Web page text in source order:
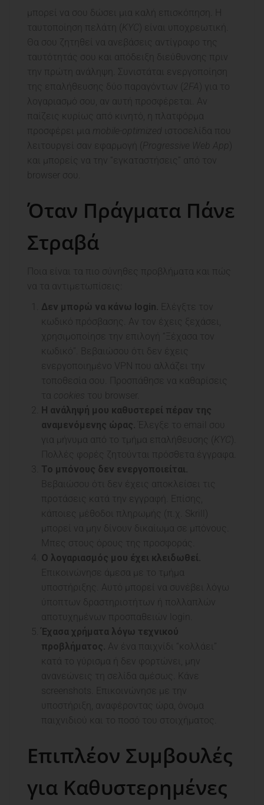
μπορεί να σου δώσει μια καλή επισκόπηση. Η
ταυτοποίηση πελάτη (
KYC
) είναι υποχρεωτική.
Θα σου ζητηθεί να ανεβάσεις αντίγραφο της
ταυτότητάς σου και απόδειξη διεύθυνσης πριν
την πρώτη ανάληψη. Συνιστάται ενεργοποίηση
της επαλήθευσης δύο παραγόντων ( 2FA ) για το
λογαριασμό σου, αν αυτή προσφέρεται. Αν
παίζεις κυρίως από κινητό, η πλατφόρμα
προσφέρει μια mobile-optimized ιστοσελίδα που
λειτουργεί σαν εφαρμογή (
Progressive Web App )
και μπορείς να την “εγκαταστήσεις” από τον
browser σου.
Όταν Πράγματα Πάνε
Στραβά
Ποια είναι τα πιο σύνηθες προβλήματα και πώς
να τα αντιμετωπίσεις:
Δεν μπορώ να κάνω login. Ελέγξτε τον
κωδικό πρόσβασης. Αν τον έχεις ξεχάσει,
χρησιμοποίησε την επιλογή “Ξέχασα τον
κωδικό”. Βεβαιώσου ότι δεν έχεις
ενεργοποιημένο VPN που αλλάζει την
τοποθεσία σου. Προσπάθησε να καθαρίσεις
τα
cookies
του browser.
Η ανάληψή μου καθυστερεί πέραν της
αναμενόμενης ώρας.
Έλεγξε το email σου
για μήνυμα από το τμήμα επαλήθευσης (
KYC
).
Πολλές φορές ζητούνται πρόσθετα έγγραφα.
Το μπόνους δεν ενεργοποιείται.
Βεβαιώσου ότι δεν έχεις αποκλείσει τις
προτάσεις κατά την εγγραφή. Επίσης,
κάποιες μέθοδοι πληρωμής (π.χ. Skrill)
μπορεί να μην δίνουν δικαίωμα σε μπόνους.
Μπες στους όρους της προσφοράς.
Ο λογαριασμός μου έχει κλειδωθεί.
Επικοινώνησε άμεσα με το τμήμα
υποστήριξης. Αυτό μπορεί να συνέβει λόγω
ύποπτων δραστηριοτήτων ή πολλαπλών
αποτυχημένων προσπαθειών login.
Έχασα χρήματα λόγω τεχνικού
προβλήματος. Αν ένα παιχνίδι “κολλάει”
κατά το γύρισμα ή δεν φορτώνει, μην
ανανεώνεις τη σελίδα αμέσως. Κάνε
screenshots. Επικοινώνησε με την
υποστήριξη, αναφέροντας ώρα, όνομα
παιχνιδιού και το ποσό του στοιχήματος.
Επιπλέον Συμβουλές
για Καθυστερημένες